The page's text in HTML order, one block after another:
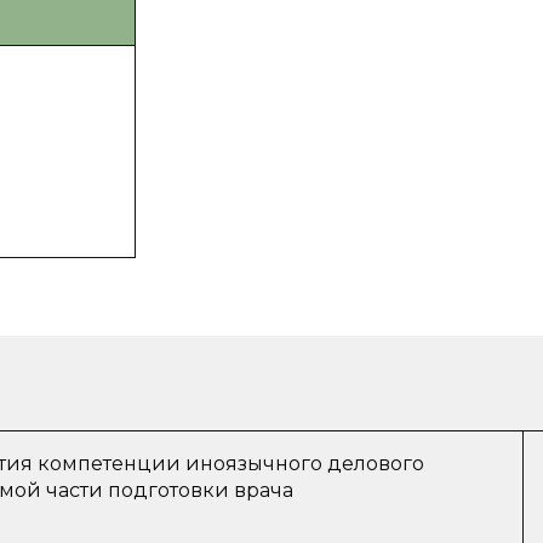
компетенции иноязычного делового
части подготовки врача